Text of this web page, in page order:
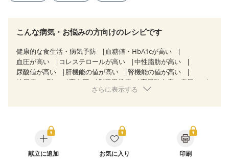
こんな病気・お悩みの方向けのレシピです
健康的な食生活・病気予防
血糖値・HbA1cが高い
血圧が高い
コレステロールが高い
中性脂肪が高い
尿酸値が高い
肝機能の値が高い
腎機能の値が高い
糖尿病（2型）
高血圧 脂質異常症
高尿酸血症（痛風）
心臓弁膜症 心不全
糖尿病性腎症（第１期）
糖尿病性腎症（第２期）
CKD（ステージ１）
CKD（ステージ２）
乳がん（放射線治療中）
飲み込みにくい
食欲がない
さらに表示する
献立に追加 お気に入り 印刷